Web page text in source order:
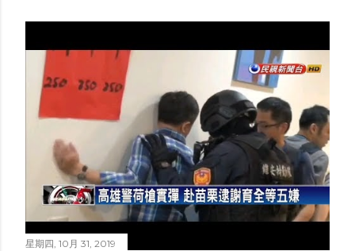
星期四, 10月 31, 2019